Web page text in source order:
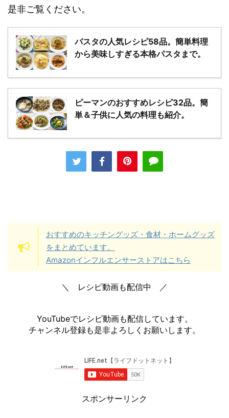
是非ご覧ください。
パスタの人気レシピ58品。簡単料理
から美味しすぎる本格パスタまで。
ピーマンのおすすめレシピ32品。簡
単＆子供に人気の料理も紹介。
おすすめのキッチングッズ・食材・ホームグッズ
をまとめています。
Amazonインフルエンサーストアはこちら
＼ レシピ動画も配信中 ／
YouTubeでレシピ動画も配信しています。
チャンネル登録も是非よろしくお願いします。
スポンサーリンク